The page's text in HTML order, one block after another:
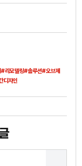
#리모델링#솔루션#오브제
디자인